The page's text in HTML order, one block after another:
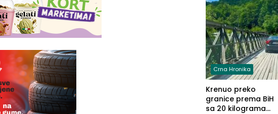
Crna Hronika
Krenuo preko
granice prema BiH
sa 20 kilograma